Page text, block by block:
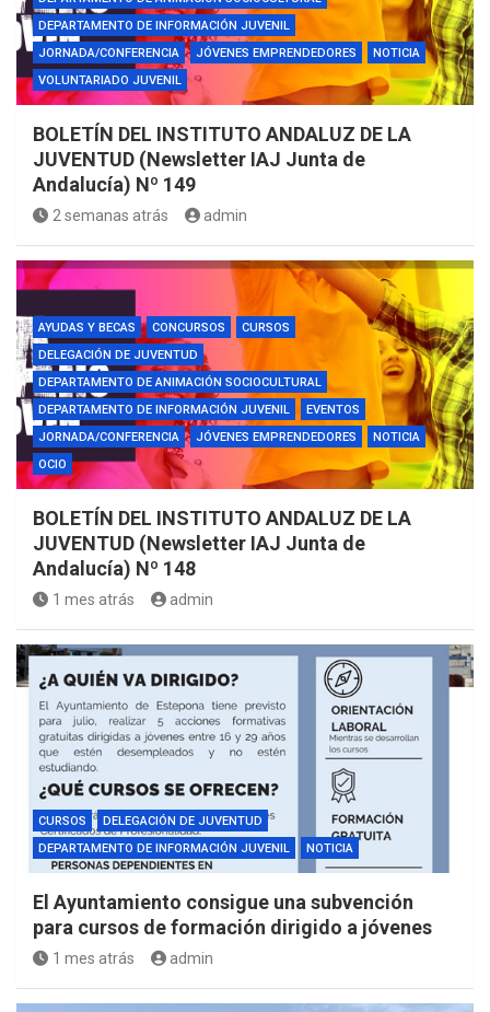
DEPARTAMENTO DE INFORMACIÓN JUVENIL
JORNADA/CONFERENCIA
JÓVENES EMPRENDEDORES
NOTICIA
VOLUNTARIADO JUVENIL
BOLETÍN DEL INSTITUTO ANDALUZ DE LA
JUVENTUD (Newsletter IAJ Junta de
Andalucía) Nº 149
2 semanas atrás admin
AYUDAS Y BECAS CONCURSOS
CURSOS
DELEGACIÓN DE JUVENTUD
DEPARTAMENTO DE ANIMACIÓN SOCIOCULTURAL
DEPARTAMENTO DE INFORMACIÓN JUVENIL
EVENTOS
JORNADA/CONFERENCIA
JÓVENES EMPRENDEDORES
NOTICIA
OCIO
BOLETÍN DEL INSTITUTO ANDALUZ DE LA
JUVENTUD (Newsletter IAJ Junta de
Andalucía) Nº 148
1 mes atrás admin
CURSOS
DELEGACIÓN DE JUVENTUD
DEPARTAMENTO DE INFORMACIÓN JUVENIL
NOTICIA
El Ayuntamiento consigue una subvención
para cursos de formación dirigido a jóvenes
1 mes atrás admin